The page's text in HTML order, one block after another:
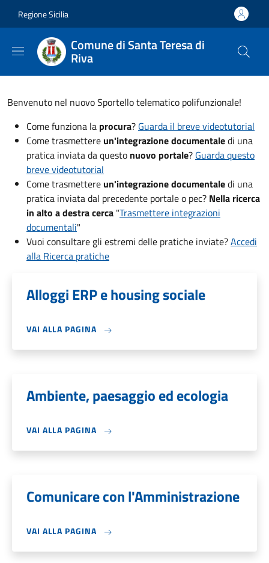
Regione Sicilia
Comune di Santa Teresa di
Riva
Benvenuto nel nuovo Sportello telematico polifunzionale!
Come funziona la procura? Guarda il breve videotutorial
Come trasmettere un'integrazione documentaledi una
pratica inviata da questo nuovo portale? Guarda questo
breve videotutorial
Come trasmettere un'integrazione documentaledi una
pratica inviata dal precedente portaleo pec? Nella ricerca
in alto a destra cerca "Trasmettere integrazioni
documentali"
Vuoi consultare gli estremi delle pratiche inviate?Accedi
alla Ricerca pratiche
Alloggi ERP e housing sociale
VAI ALLA PAGINA
Ambiente, paesaggio ed ecologia
VAI ALLA PAGINA
Comunicare con l'Amministrazione
VAI ALLA PAGINA